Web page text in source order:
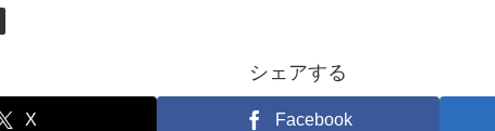
シェアする
X Facebook